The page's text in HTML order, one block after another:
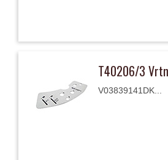
T40206/3
V03839141DK...